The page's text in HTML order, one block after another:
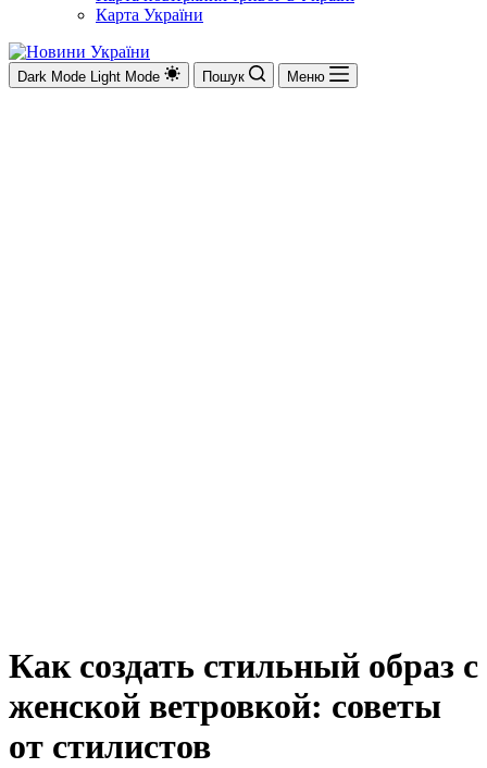
Карта України
Dark Mode Light Mode Пошук Меню
Как создать стильный образ с
женской ветровкой: советы
от стилистов